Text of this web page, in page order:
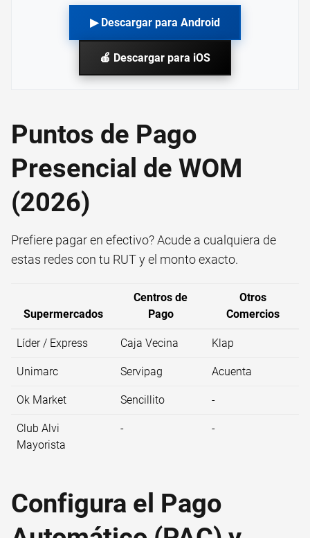
▶ Descargar para Android
🍎 Descargar para iOS
Puntos de Pago
Presencial de WOM
(2026)
Prefiere pagar en efectivo? Acude a cualquiera de
estas redes con tu RUT y el monto exacto.
Supermercados
Centros de
Pago
Otros
Comercios
Líder / Express Caja Vecina Klap
Unimarc Servipag Acuenta
Ok Market Sencillito -
Club Alvi
Mayorista
- -
Configura el Pago